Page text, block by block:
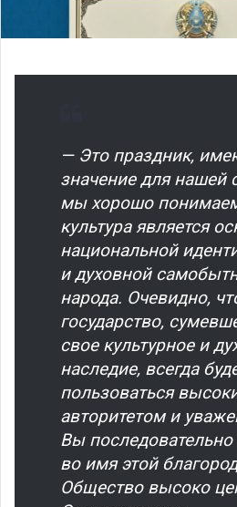
— Это праздник,
значение для нашей
мы хорошо
культура является
национальной
и духовной
народа. Очевидно,
государство,
свое культурное и
наследие, всегда
пользоваться
авторитетом и
Вы последовательно
во имя этой
Общество высоко